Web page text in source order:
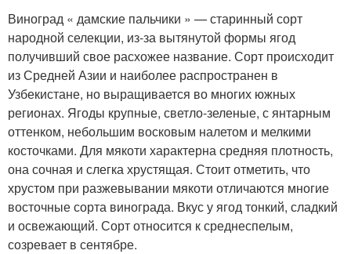
Виноград « дамские пальчики » — старинный сорт
народной селекции, из-за вытянутой формы ягод
получивший свое расхожее название. Сорт происходит
из Средней Азии и наиболее распространен в
Узбекистане, но выращивается во многих южных
регионах. Ягоды крупные, светло-зеленые, с янтарным
оттенком, небольшим восковым налетом и мелкими
косточками. Для мякоти характерна средняя плотность,
она сочная и слегка хрустящая. Стоит отметить, что
хрустом при разжевывании мякоти отличаются многие
восточные сорта винограда. Вкус у ягод тонкий, сладкий
и освежающий. Сорт относится к среднеспелым,
созревает в сентябре.